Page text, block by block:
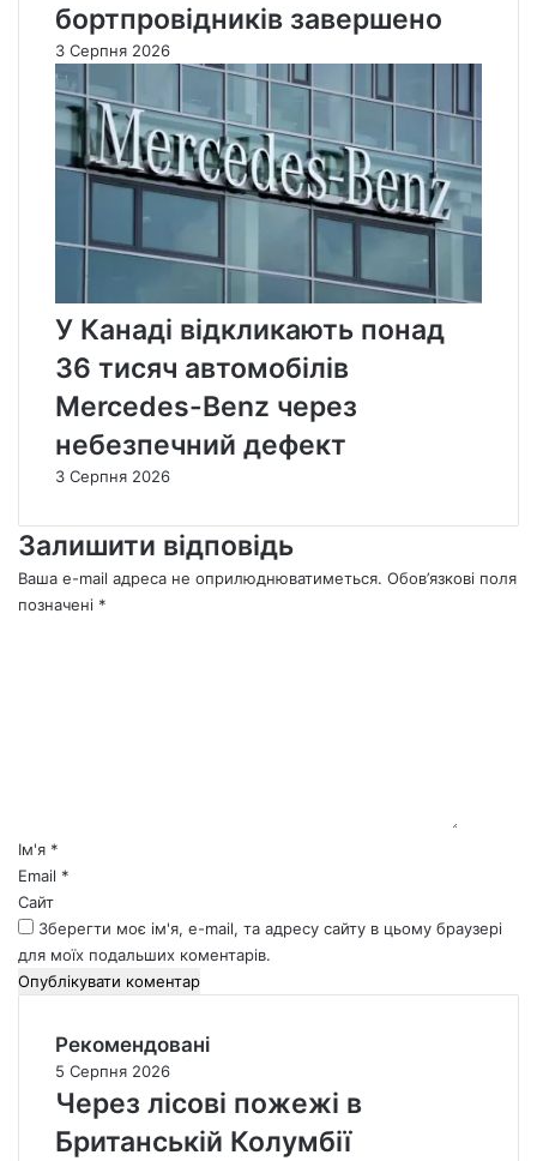
бортпровідників завершено
3 Серпня 2026
У Канаді відкликають понад
36 тисяч автомобілів
Mercedes-Benz через
небезпечний дефект
3 Серпня 2026
Залишити відповідь
Ваша e-mail адреса не оприлюднюватиметься. Обов’язкові поля
позначені *
*
Ім'я *
Email *
Сайт
Зберегти моє ім'я, e-mail, та адресу сайту в цьому браузері
для моїх подальших коментарів.
Рекомендовані
5 Серпня 2026
Через лісові пожежі в
Британській Колумбії